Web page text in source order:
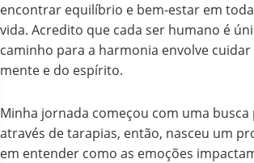
encontrar equilíbrio e bem-estar em
vida. Acredito que cada ser humano é
caminho para a harmonia envolve
mente e do espírito.
Minha jornada começou com uma busca
através de tarapias, então, nasceu um
em entender como as emoções